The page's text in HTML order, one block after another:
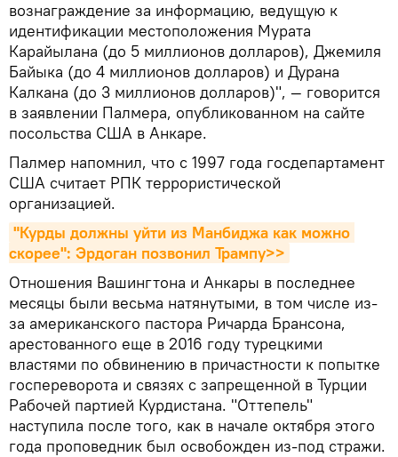
вознаграждение за информацию, ведущую к
идентификации местоположения Мурата
Карайылана (до 5 миллионов долларов), Джемиля
Байыка (до 4 миллионов долларов) и Дурана
Калкана (до 3 миллионов долларов)", — говорится
в заявлении Палмера, опубликованном на сайте
посольства США в Анкаре.
Палмер напомнил, что с 1997 года госдепартамент
США считает РПК террористической
организацией.
"Курды должны уйти из Манбиджа как можно
скорее": Эрдоган позвонил Трампу>>
Отношения Вашингтона и Анкары в последнее
месяцы были весьма натянутыми, в том числе из-
за американского пастора Ричарда Брансона,
арестованного еще в 2016 году турецкими
властями по обвинению в причастности к попытке
госпереворота и связях с запрещенной в Турции
Рабочей партией Курдистана. "Оттепель"
наступила после того, как в начале октября этого
года проповедник был освобожден из-под стражи.